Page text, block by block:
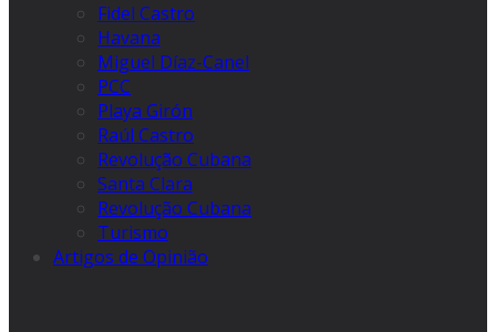
Fidel Castro
Havana
Miguel Díaz-Canel
PCC
Playa Girón
Raúl Castro
Revolução Cubana
Santa Clara
Revolução Cubana
Turismo
Artigos de Opinião